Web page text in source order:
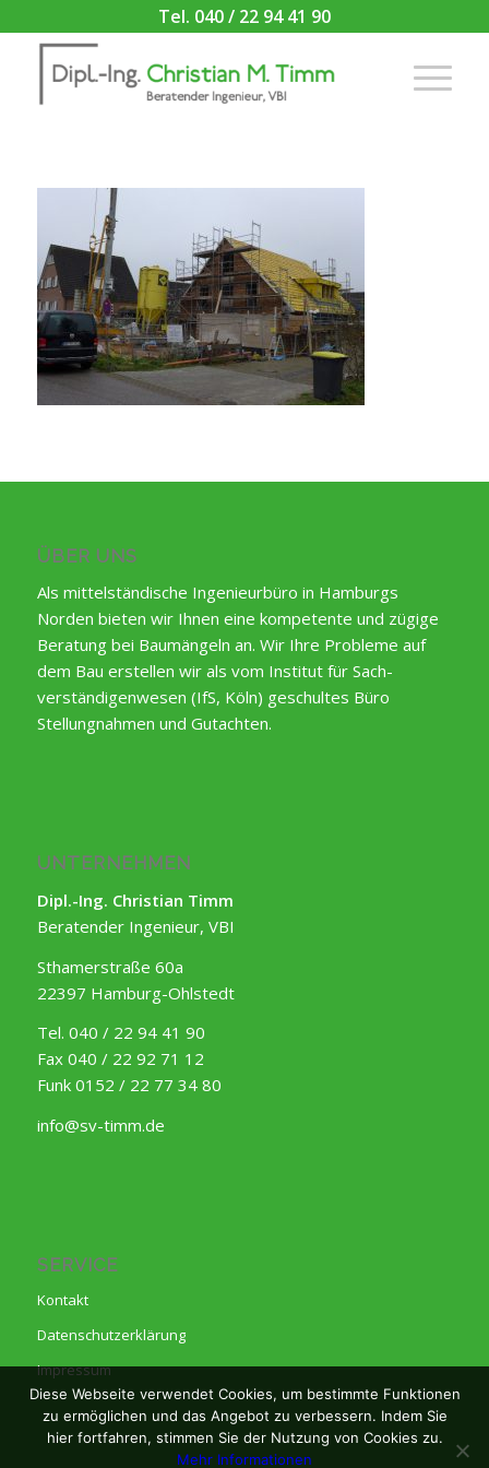
Tel. 040 / 22 94 41 90
ÜBER UNS
Als mittelständische Ingenieurbüro in Hamburgs
Norden bieten wir Ihnen eine kompetente und zügige
Beratung bei Baumängeln an. Wir Ihre Probleme auf
dem Bau erstellen wir als vom Institut für Sach-
verständigenwesen (IfS, Köln) geschultes Büro
Stellungnahmen und Gutachten.
UNTERNEHMEN
Dipl.-Ing. Christian Timm
Beratender Ingenieur, VBI
Sthamerstraße 60a
22397 Hamburg-Ohlstedt
Tel. 040 / 22 94 41 90
Fax 040 / 22 92 71 12
Funk 0152 / 22 77 34 80
info@sv-timm.de
SERVICE
Kontakt
Datenschutzerklärung
Impressum
Diese Webseite verwendet Cookies, um bestimmte Funktionen
zu ermöglichen und das Angebot zu verbessern. Indem Sie
hier fortfahren, stimmen Sie der Nutzung von Cookies zu.
Mehr Informationen